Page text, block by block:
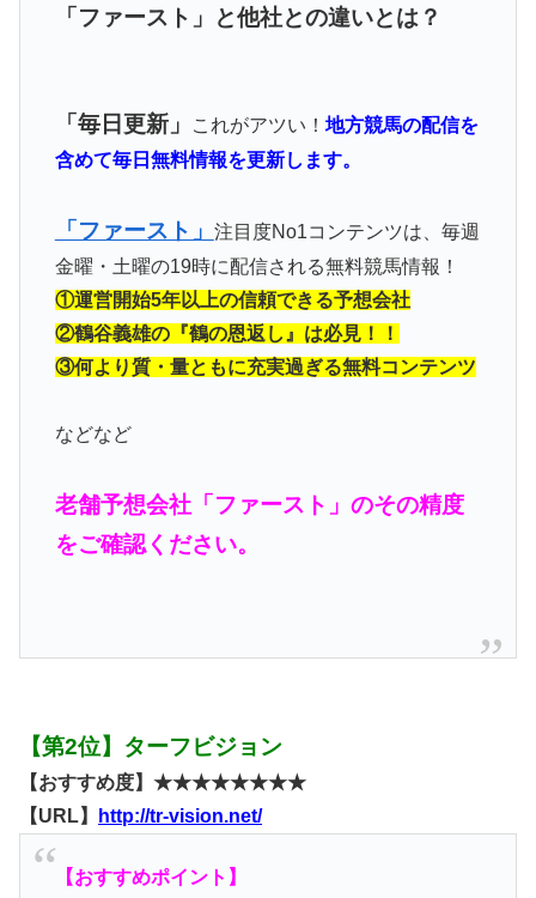
「ファースト」と他社との違いとは？
「毎日更新」 これがアツい！ 地方競馬の配信を
含めて毎日無料情報を更新します。
「ファースト」 注目度No1コンテンツは、毎週
金曜・土曜の19時に配信される無料競馬情報！
①運営開始5年以上の信頼できる予想会社
②鶴谷義雄の『鶴の恩返し』は必見！！
③何より質・量ともに充実過ぎる無料コンテンツ
などなど
老舗予想会社「ファースト」のその精度
をご確認ください。
【第2位】ターフビジョン
【おすすめ度】★★★★★★★★
【URL】
http://tr-vision.net/
【おすすめポイント】